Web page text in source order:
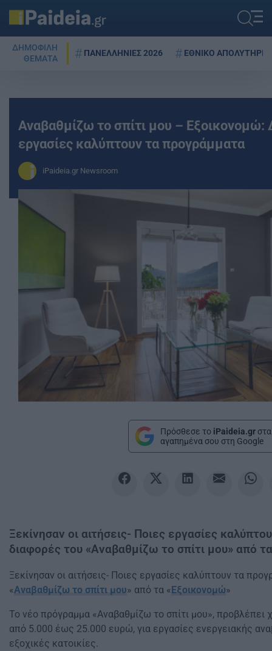
ΔΗΜΟΦΙΛΗ
ΘΕΜΑΤΑ
ΠΑΝΕΛΛΗΝΙΕΣ 2026 ΕΘΝΙΚΟ ΑΠΟΛΥΤΗΡΙΟ
Αναβαθμίζω το σπίτι μου – Εξοικονομώ:
εργασίες καλύπτουν τα προγράμματα
iPaideia.gr Newsroom
Πρόσθεσε το iPaideia.gr στα
αγαπημένα σου στη Google
Ξεκίνησαν οι αιτήσεις- Ποιες εργασίες
διαφορές του «Αναβαθμίζω το σπίτι μου» από
Ξεκίνησαν οι αιτήσεις- Ποιες εργασίες καλύπτουν τα
«Αναβαθμίζω το σπίτι μου» από τα «Εξοικονομώ»
Το νέο πρόγραμμα «Αναβαθμίζω το σπίτι μου», προβλέπει
από 5.000 έως 25.000 ευρώ, για εργασίες ενεργειακής
εξοχικές κατοικίες.